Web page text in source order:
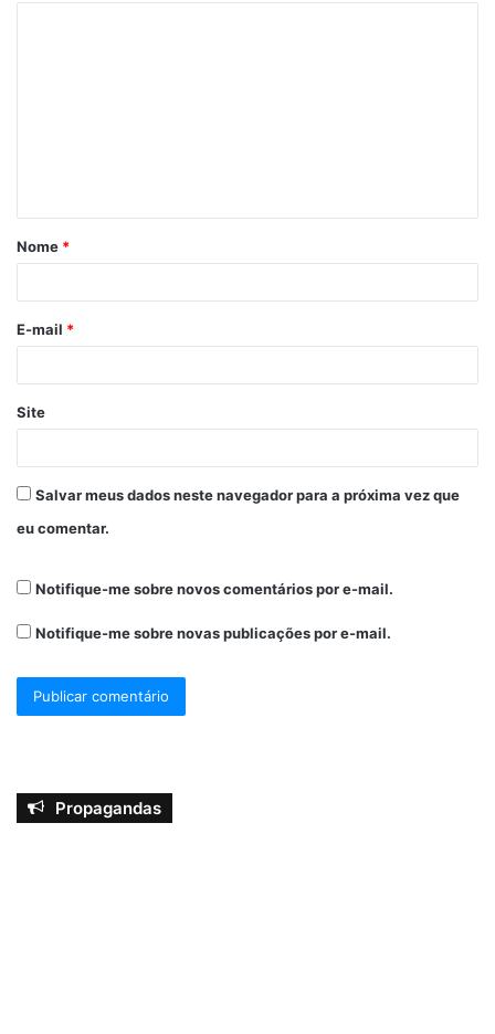
Nome *
E-mail *
Site
Salvar meus dados neste navegador para a próxima vez que
eu comentar.
Notifique-me sobre novos comentários por e-mail.
Notifique-me sobre novas publicações por e-mail.
Propagandas